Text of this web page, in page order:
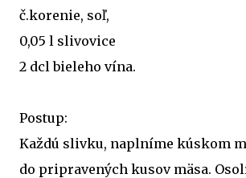
č.korenie, soľ,
0,05 l slivovice
2 dcl bieleho vína.
Postup:
Každú slivku, naplníme kúskom
do pripravených kusov mäsa.